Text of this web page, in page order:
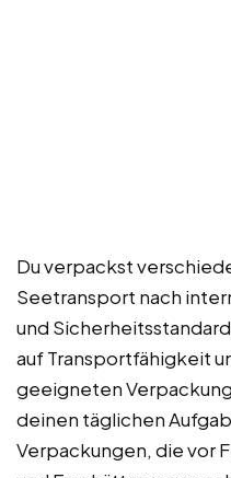
Du verpackst
Seetransport nach
und
auf Transportfähigkeit
geeigneten
deinen täglichen
Verpackungen, die vor